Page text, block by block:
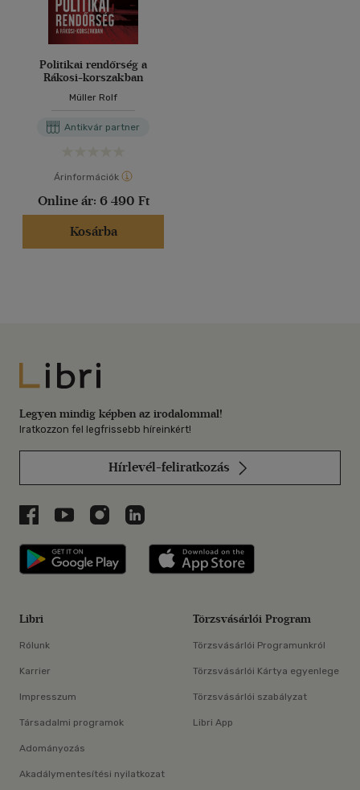
Politikai rendőrség a
Rákosi-korszakban
Müller Rolf
Antikvár partner
Árinformációk
Online ár: 6 490 Ft
Kosárba
Libri
Legyen mindig képben az irodalommal!
Iratkozzon fel legfrissebb híreinkért!
Hírlevél-feliratkozás
Libri a Facebookon
Libri a Youtube-on
Libri az Instagramon
Libri a LinkedInen
Libri applikáció Szerezd meg: Google
Libri
Rólunk
Karrier
Impresszum
Társadalmi programok
Adományozás
Akadálymentesítési nyilatkozat
Törzsvásárlói Program
Törzsvásárlói Programunkról
Törzsvásárlói Kártya egyenlege
Törzsvásárlói szabályzat
Libri App